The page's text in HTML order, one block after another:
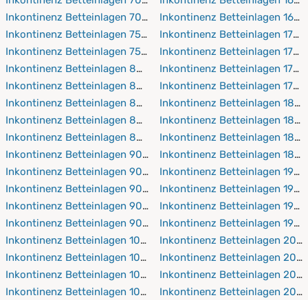
Inkontinenz Betteinlagen 70x220 cm
Inkontinenz Betteinlagen 75x90 cm
Inkontinenz Betteinlagen 75x150 cm
Inkontinenz Betteinlagen 80x160 cm
Inkontinenz Betteinlagen 80x190 cm
Inkontinenz Betteinlagen 80x200 cm
Inkontinenz Betteinlagen 80x210 cm
Inkontinenz Betteinlagen 80x220 cm
Inkontinenz Betteinlagen 90x150 cm
Inkontinenz Betteinlagen 90x190 cm
Inkontinenz Betteinlagen 90x200 cm
Inkontinenz Betteinlagen 90x210 cm
Inkontinenz Betteinlagen 90x220 cm
Inkontinenz Betteinlagen 100x150 cm
Inkontinenz Betteinlagen 100x190 cm
Inkontinenz Betteinlagen 100x200 cm
Inkontinenz Betteinlagen 100x210 cm
Inkontinenz Betteinlagen
Inkontinenz Betteinlagen
Inkontinenz Betteinlagen
Inkontinenz Betteinlagen
Inkontinenz Betteinlagen
Inkontinenz Betteinlagen
Inkontinenz Betteinlagen
Inkontinenz Betteinlagen
Inkontinenz Betteinlagen
Inkontinenz Betteinlagen
Inkontinenz Betteinlagen
Inkontinenz Betteinlagen
Inkontinenz Betteinlagen
Inkontinenz Betteinlagen
Inkontinenz Betteinlagen
Inkontinenz Betteinlagen
Inkontinenz Betteinlagen